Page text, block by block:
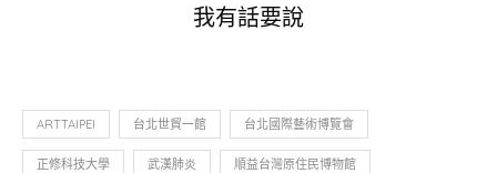
我有話要說
ARTTAIPEI 台北世貿一館 台北國際藝術博覽會
正修科技大學 武漢肺炎 順益台灣原住民博物館